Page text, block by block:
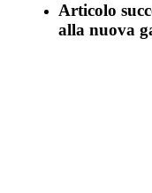
Articolo
alla nuova